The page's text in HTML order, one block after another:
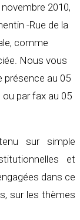
2010,
-Rue de la
comme
Nous vous
présence au 05
par fax au 05
sur simple
et
dans ce
sur les thèmes